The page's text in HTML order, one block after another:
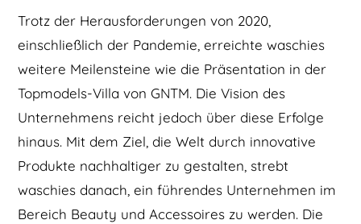
Trotz der Herausforderungen von 2020,
einschließlich der Pandemie, erreichte waschies
weitere Meilensteine wie die Präsentation in der
Topmodels-Villa von GNTM. Die Vision des
Unternehmens reicht jedoch über diese Erfolge
hinaus. Mit dem Ziel, die Welt durch innovative
Produkte nachhaltiger zu gestalten, strebt
waschies danach, ein führendes Unternehmen im
Bereich Beauty und Accessoires zu werden. Die